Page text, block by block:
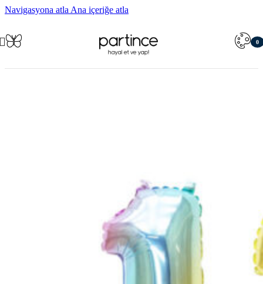
Navigasyona atla Ana içeriğe atla
0